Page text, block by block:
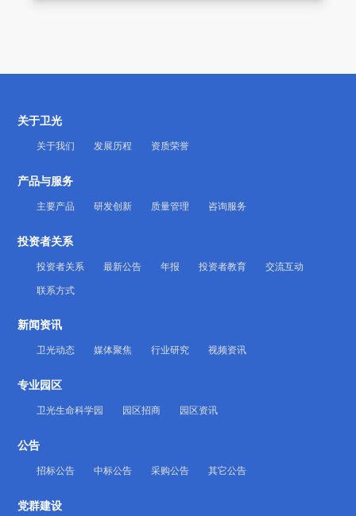
关于卫光
关于我们 发展历程 资质荣誉
产品与服务
主要产品 研发创新 质量管理 咨询服务
投资者关系
投资者关系 最新公告 年报 投资者教育
交流互动
联系方式
新闻资讯
卫光动态 媒体聚焦 行业研究 视频资讯
专业园区
卫光生命科学园 园区招商 园区资讯
公告
招标公告 中标公告 采购公告 其它公告
党群建设